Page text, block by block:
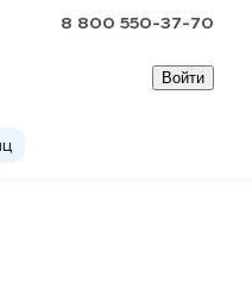
8 800 550-37-70
Войти